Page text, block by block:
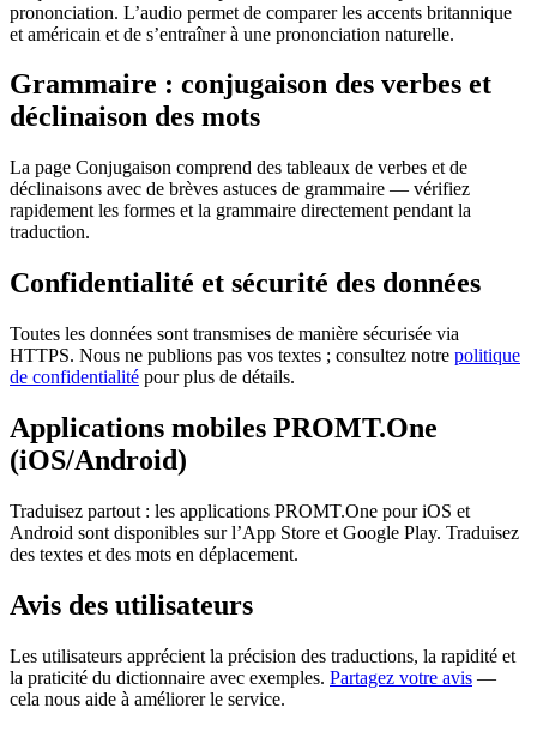
prononciation. L’audio permet de comparer les accents britannique
et américain et de s’entraîner à une prononciation naturelle.
Grammaire : conjugaison des verbes et
déclinaison des mots
La page Conjugaison comprend des tableaux de verbes et de
déclinaisons avec de brèves astuces de grammaire — vérifiez
rapidement les formes et la grammaire directement pendant la
traduction.
Confidentialité et sécurité des données
Toutes les données sont transmises de manière sécurisée via
HTTPS. Nous ne publions pas vos textes ; consultez notre politique
de confidentialité pour plus de détails.
Applications mobiles PROMT.One
(iOS/Android)
Traduisez partout : les applications PROMT.One pour iOS et
Android sont disponibles sur l’App Store et Google Play. Traduisez
des textes et des mots en déplacement.
Avis des utilisateurs
Les utilisateurs apprécient la précision des traductions, la rapidité et
la praticité du dictionnaire avec exemples. Partagez votre avis —
cela nous aide à améliorer le service.